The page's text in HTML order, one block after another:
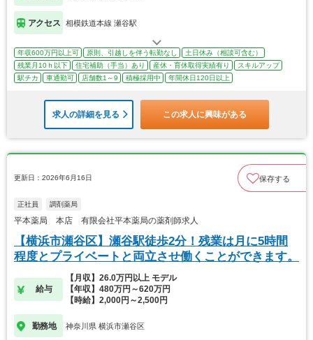
アクセス 相模鉄道本線 瀬谷駅
年収600万円以上可 原則、引越しを伴う転勤なし
土日休み（相談可含む）
残業月10ｈ以下
住宅補助（手当）あり 産休・育休取得実績有り
スキルアップ
駅チカ
車通勤可 店舗数1～9 積極採用中 年間休日120日以上
求人の詳細を見る この求人に興味がある
更新日：2026年6月16日 保存する
正社員 調剤薬局
平本薬局 本店 有限会社平本薬局の薬剤師求人
【横浜市瀬谷区】瀬谷駅徒歩2分！残業は月に5時間
程度とプライベートと両立させ働くことができます。
給与
【月収】26.0万円以上 モデル
【年収】480万円～620万円
【時給】2,000円～2,500円
勤務地 神奈川県 横浜市瀬谷区